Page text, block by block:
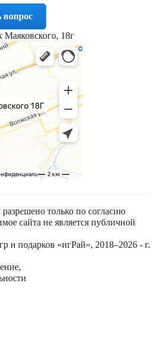
вопрос
Маяковского, 18г
только по согласию
сайта не является публичной
и подарков «игРай», 2018–2026 - г.
,